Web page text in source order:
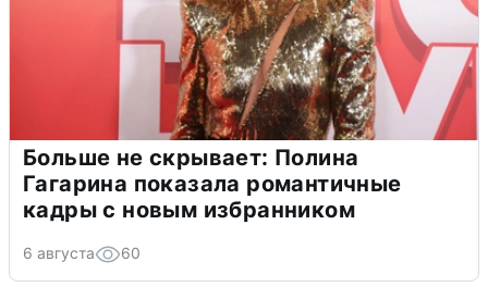
Больше не скрывает: Полина
Гагарина показала романтичные
кадры с новым избранником
6 августа 60